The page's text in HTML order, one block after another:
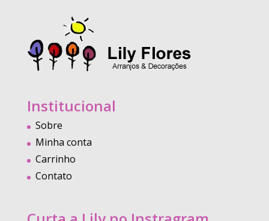
Institucional
Sobre
Minha conta
Carrinho
Contato